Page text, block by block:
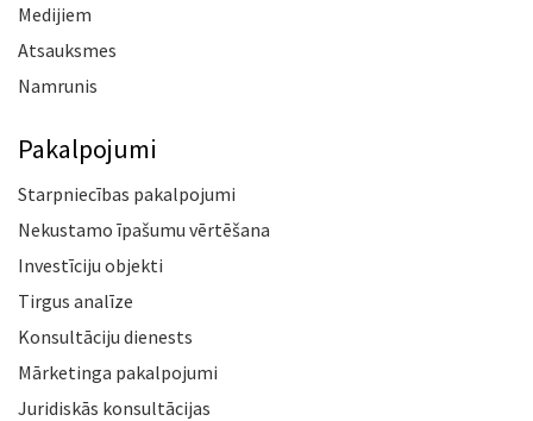
Medijiem
Atsauksmes
Namrunis
Pakalpojumi
Starpniecības pakalpojumi
Nekustamo īpašumu vērtēšana
Investīciju objekti
Tirgus analīze
Konsultāciju dienests
Mārketinga pakalpojumi
Juridiskās konsultācijas